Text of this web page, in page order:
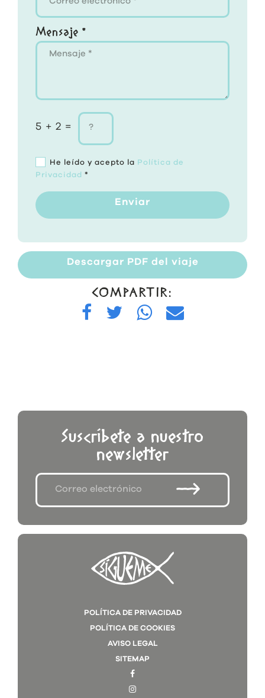
Mensaje *
5 + 2 =
He leído y acepto la Política de
Privacidad *
Enviar
Descargar PDF del viaje
COMPARTIR:
Suscríbete a nuestro
newsletter
POLÍTICA DE PRIVACIDAD
POLÍTICA DE COOKIES
AVISO LEGAL
SITEMAP